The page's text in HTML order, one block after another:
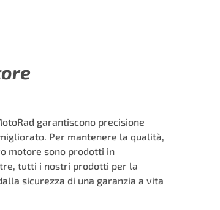
garantiscono precisione
Per mantenere la qualità,
motore sono prodotti in
tutti i nostri prodotti per la
sicurezza di una garanzia a vita